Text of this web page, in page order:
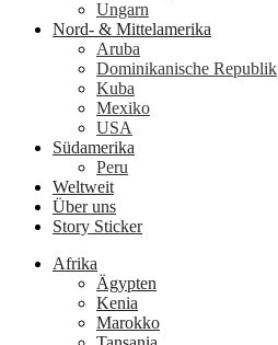
Ungarn
Nord- & Mittelamerika
Aruba
Dominikanische Republik
Kuba
Mexiko
USA
Südamerika
Peru
Weltweit
Über uns
Story Sticker
Afrika
Ägypten
Kenia
Marokko